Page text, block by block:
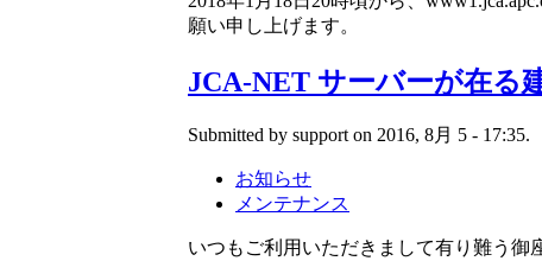
願い申し上げます。
JCA-NET サーバーが在る
Submitted by support on 2016, 8月 5 - 17:35.
お知らせ
メンテナンス
いつもご利用いただきまして有り難う御